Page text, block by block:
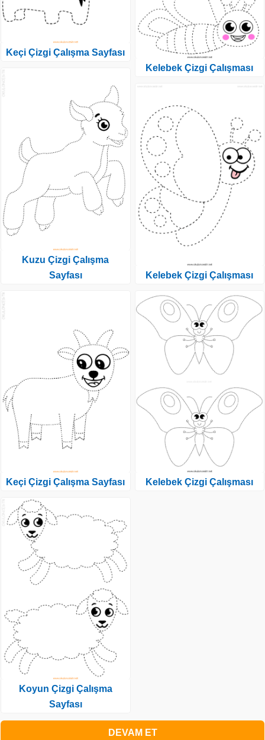
Keçi Çizgi Çalışma Sayfası
Kuzu Çizgi Çalışma
Sayfası
Keçi Çizgi Çalışma Sayfası
Koyun Çizgi Çalışma
Sayfası
Kelebek Çizgi Çalışması
Kelebek Çizgi Çalışması
Kelebek Çizgi Çalışması
DEVAM ET